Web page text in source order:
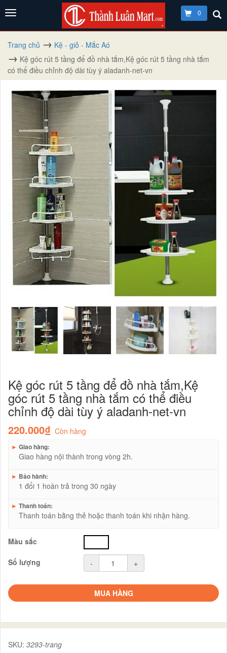
0
Trang chủ
Kệ - giỏ - Mắc Aó
Kệ góc rút 5 tầng để đồ nhà tắm,Kệ góc rút 5 tầng nhà tắm
có thể điều chỉnh độ dài tùy ý aladanh-net-vn
Kệ góc rút 5 tầng để đồ nhà tắm,Kệ
góc rút 5 tầng nhà tắm có thể điều
chỉnh độ dài tùy ý aladanh-net-vn
220.000₫ Còn hàng
► Giao hàng:
Giao hàng nội thành trong vòng 2h.
► Bảo hành:
1 đổi 1 hoàn trả trong 30 ngày
► Thanh toán:
Thanh toán bằng thẻ hoặc thanh toán khi nhận hàng.
Màu sắc
Số lượng
- +
MUA HÀNG
SKU: 3293-trang